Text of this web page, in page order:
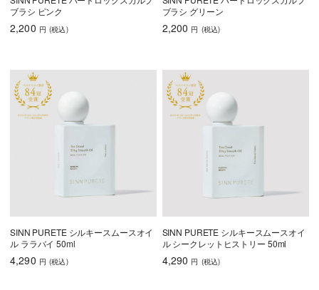
ブラシ ピンク
2,200 円 (税込)
ブラシ グリーン
2,200 円 (税込)
SINN PURETE シルキースムースオイ
ル ララバイ 50ml
4,290 円 (税込)
SINN PURETE シルキースムースオイ
ル シークレットヒストリー 50ml
4,290 円 (税込)